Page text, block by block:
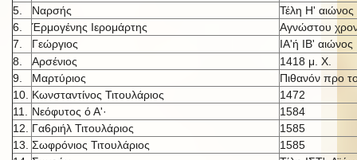
5.
Ναρσής
Τέλη Η' αιώνος
6.
Έρμογένης Ιερομάρτης
Αγνώστου
7.
Γεώργιος ΙΑ'ή IB' αιώνος
8.
Αρσένιος
1418 μ. X.
9.
Μαρτύριος
Πιθανόν προ
10. Κωνσταντίνος Τιτουλάριος
1472
11.
Νεόφυτος ό Α'·
1584
12.
Γα6ριήλ Τιτουλάριος
1585
13. Σωφρόνιος Τιτουλάριος
1585